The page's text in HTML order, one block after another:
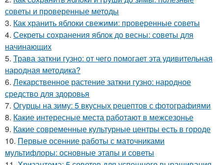
советы и проверенные методы
3. Как хранить яблоки свежими: проверенные советы
4. Секреты сохранения яблок до весны: советы для
начинающих
5. Трава заткни гузно: от чего помогает эта удивительная
народная методика?
6. Лекарственное растение заткни гузно: народное
средство для здоровья
7. Огурцы на зиму: 5 вкусных рецептов с фотографиями
8. Какие интересные места работают в межсезонье
9. Какие современные культурные центры есть в городе
10. Первые осенние работы с маточниками
мультифлоры: основные этапы и советы